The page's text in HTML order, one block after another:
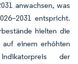
anwachsen, was
entspricht.
hielten die
einem erhöhten
der